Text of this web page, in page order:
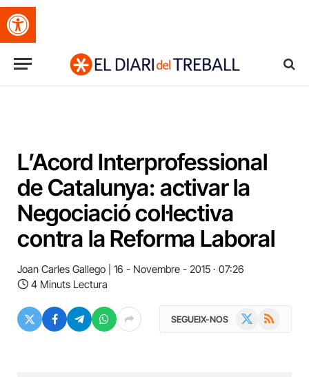
Obre la barra d'eines
L’Acord Interprofessional
de Catalunya: activar la
Negociació col·lectiva
contra la Reforma Laboral
Joan Carles Gallego
16 - Novembre - 2015 · 07:26
4 Minuts Lectura
SEGUEIX-NOS RSS